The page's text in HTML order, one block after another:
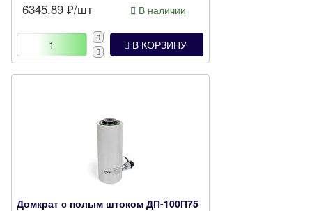
6345.89 ₽/шт В наличии
В КОРЗИНУ
Домкрат с полым штоком ДП-100П75